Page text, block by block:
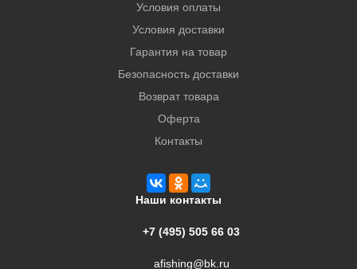
Условия оплаты
Условия доставки
Гарантия на товар
Безопасность доставки
Возврат товара
Оферта
Контакты
Наши контакты
+7 (495) 505 66 03
afishing@bk.ru